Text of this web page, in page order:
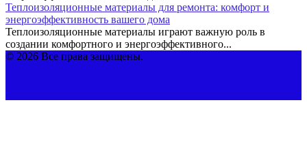
Теплоизоляционные материалы для ремонта: комфорт и
энергоэффективность вашего дома
Теплоизоляционные материалы играют важную роль в
создании комфортного и энергоэффективного...
© 2026 Все права защищены.